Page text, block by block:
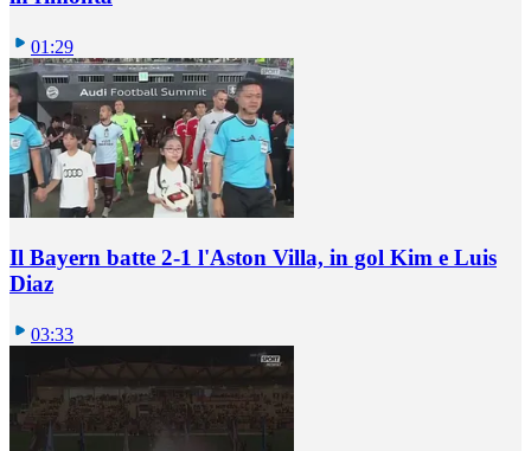
01:29
Il Bayern batte 2-1 l'Aston Villa, in gol Kim e Luis
Diaz
03:33